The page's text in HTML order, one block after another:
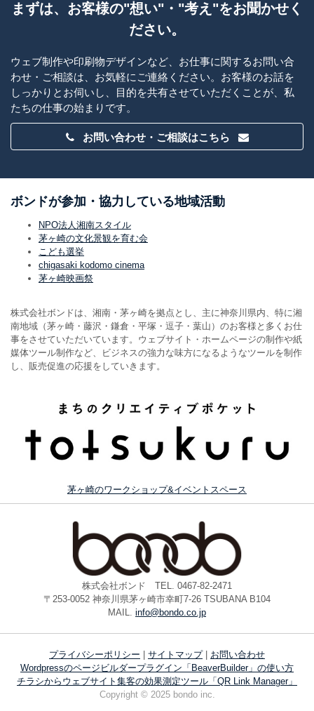
まずは、お客様の"想い"・"考え"をお聞かせく
ださい。
ウェブ制作や印刷物デザインなど、お仕事に関するお問い合
わせ・ご相談は、お気軽にご連絡ください。お客様のお話を
しっかりとお伺いし、目的を共有させていただくことが、私
たちの仕事の始まりです。
お問い合わせ・ご相談はこちら
ボンドが参加・協力している地域活動
NPO法人湘南スタイル
茅ヶ崎の文化景観を育む会
こども選挙
chigasaki kodomo cinema
茅ヶ崎映画祭
株式会社ボンドは、湘南・茅ヶ崎を拠点とし、主に神奈川県内、特に湘
南地域（茅ヶ崎・藤沢・鎌倉・平塚・逗子・葉山）のお客様と多くお仕
事をさせていただいています。ウェブサイト・ホームページの制作や紙
媒体ツール制作など、ビジネスの強力な味方になるようなツールを制作
し、販売促進の応援をしていきます。
茅ヶ崎のワークショップ&イベントスペース
株式会社ボンド TEL. 0467-82-2471
〒253-0052 神奈川県茅ヶ崎市幸町7-26 TSUBANA B104
MAIL. info@bondo.co.jp
プライバシーポリシー サイトマップ| お問い合わせ
Wordpressのページビルダープラグイン「BeaverBuilder」の使い方
チラシからウェブサイト集客の効果測定ツール「QR Link Manager」
Copyright © 2025 bondo inc.